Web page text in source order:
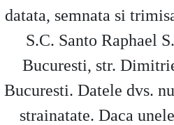
datata, semnata si
S.C. Santo Raphael
Bucuresti, str.
Bucuresti. Datele dvs.
strainatate. Daca